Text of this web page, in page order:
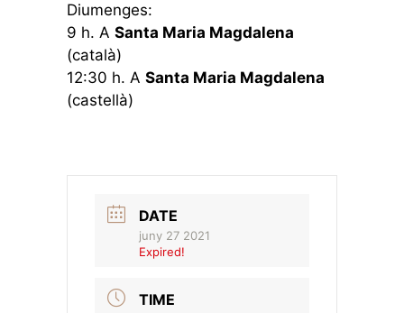
Diumenges:
9 h. A Santa Maria Magdalena
(català)
12:30 h. A Santa Maria Magdalena
(castellà)
DATE
juny 27 2021
Expired!
TIME